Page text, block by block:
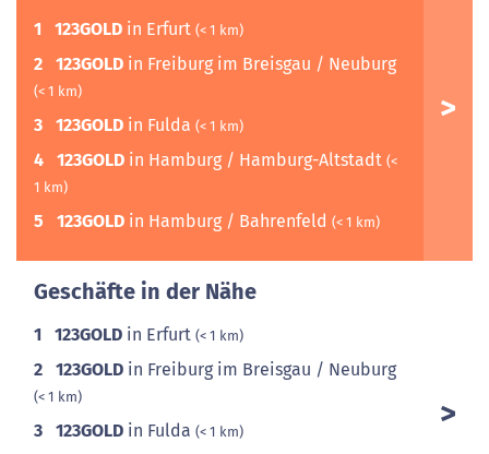
1 123GOLD in Erfurt (< 1 km)
2 123GOLD in Freiburg im Breisgau / Neuburg
(< 1 km)
3 123GOLD in Fulda (< 1 km)
4 123GOLD in Hamburg / Hamburg-Altstadt (<
1 km)
5 123GOLD in Hamburg / Bahrenfeld (< 1 km)
Geschäfte in der Nähe
1 123GOLD in Erfurt (< 1 km)
2 123GOLD in Freiburg im Breisgau / Neuburg
(< 1 km)
3 123GOLD in Fulda (< 1 km)